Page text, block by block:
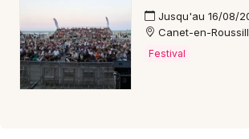
Magazine à PerpignanJusqu'au 16/08/
Canet-en-
Festival